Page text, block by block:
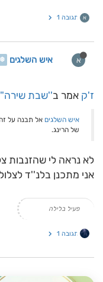
א תגובה 1
א איש השלגים ❄️
ז'ק אמר ב''שבת
איש השלגים אל תבנה על
של הרינג.
לא נראה לי שהזנבות
אני מתכנן בלנ''ד
פעיל בלילה
תגובה 1